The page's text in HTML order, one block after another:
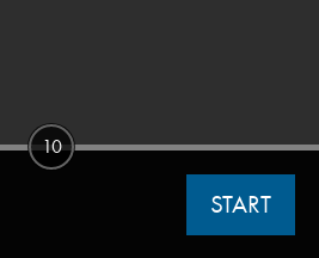
START
10